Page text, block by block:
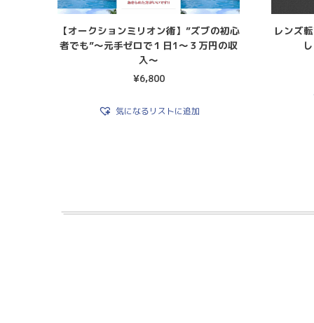
【オークションミリオン術】”ズブの初心
者でも”〜元手ゼロで１日1〜３万円の収
入〜
¥6,800
気になるリストに追加
レンズ